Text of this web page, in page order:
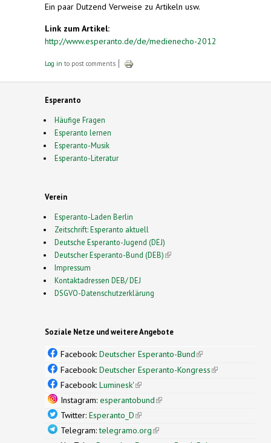
Ein paar Dutzend Verweise zu Artikeln usw.
Link zum Artikel:
http://www.esperanto.de/de/medienecho-2012
Log in to post comments
Esperanto
Häufige Fragen
Esperanto lernen
Esperanto-Musik
Esperanto-Literatur
Verein
Esperanto-Laden Berlin
Zeitschrift: Esperanto aktuell
Deutsche Esperanto-Jugend (DEJ)
Deutscher Esperanto-Bund (DEB)(link is external)
Impressum
Kontaktadressen DEB/ DEJ
DSGVO-Datenschutzerklärung
Soziale Netze und weitere Angebote
Facebook: Deutscher Esperanto-Bund(link is
external)
Facebook: Deutscher Esperanto-Kongress(link is
Facebook: Luminesk'(link is external)
Instagram: esperantobund(link is external)
Twitter: Esperanto_D(link is external)
Telegram:telegramo.org(link is external)